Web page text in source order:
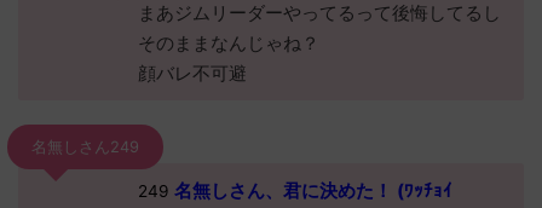
まあジムリーダーやってるって後悔してるし
そのままなんじゃね？
顔バレ不可避
名無しさん249
249 名無しさん、君に決めた！ (ﾜｯﾁｮｲ